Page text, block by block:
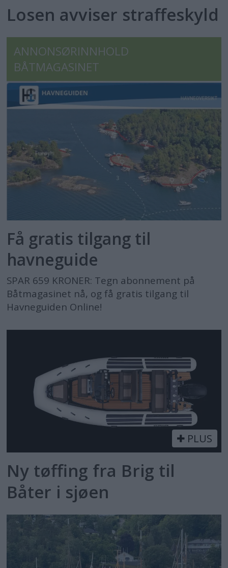
Losen avviser straffeskyld
ANNONSØRINNHOLD
BÅTMAGASINET
Få gratis tilgang til
havneguide
SPAR 659 KRONER: Tegn abonnement på
Båtmagasinet nå, og få gratis tilgang til
Havneguiden Online!
PLUS
Ny tøffing fra Brig til
Båter i sjøen